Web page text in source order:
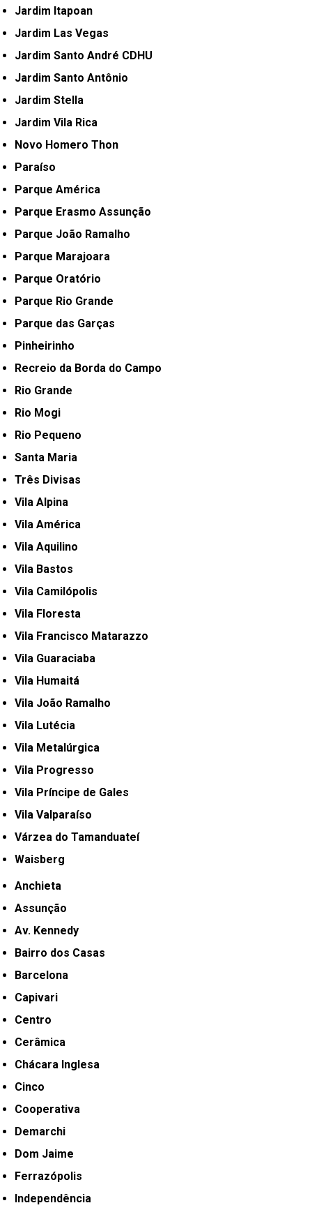
Jardim Itapoan
Jardim Las Vegas
Jardim Santo André CDHU
Jardim Santo Antônio
Jardim Stella
Jardim Vila Rica
Novo Homero Thon
Paraíso
Parque América
Parque Erasmo Assunção
Parque João Ramalho
Parque Marajoara
Parque Oratório
Parque Rio Grande
Parque das Garças
Pinheirinho
Recreio da Borda do Campo
Rio Grande
Rio Mogi
Rio Pequeno
Santa Maria
Três Divisas
Vila Alpina
Vila América
Vila Aquilino
Vila Bastos
Vila Camilópolis
Vila Floresta
Vila Francisco Matarazzo
Vila Guaraciaba
Vila Humaitá
Vila João Ramalho
Vila Lutécia
Vila Metalúrgica
Vila Progresso
Vila Príncipe de Gales
Vila Valparaíso
Várzea do Tamanduateí
Waisberg
Anchieta
Assunção
Av. Kennedy
Bairro dos Casas
Barcelona
Capivari
Centro
Cerâmica
Chácara Inglesa
Cinco
Cooperativa
Demarchi
Dom Jaime
Ferrazópolis
Independência